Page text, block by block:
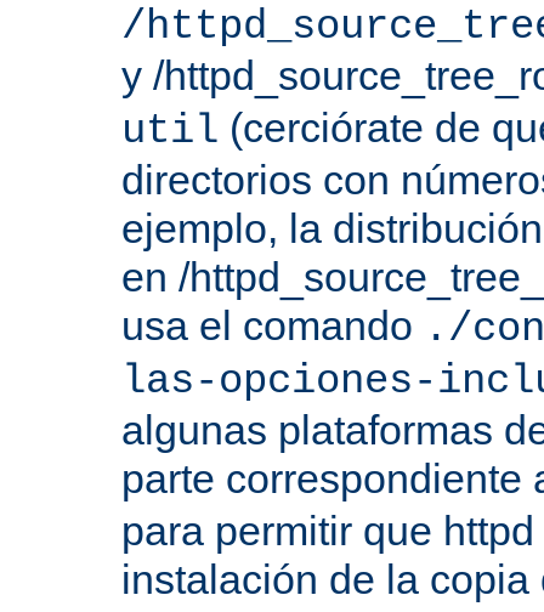
/
y /
util (cerciórate de
directorios con
ejemplo, la
en /
usa el comando ./
las-opciones-
algunas plataformas
parte
para permitir que
instalación de la